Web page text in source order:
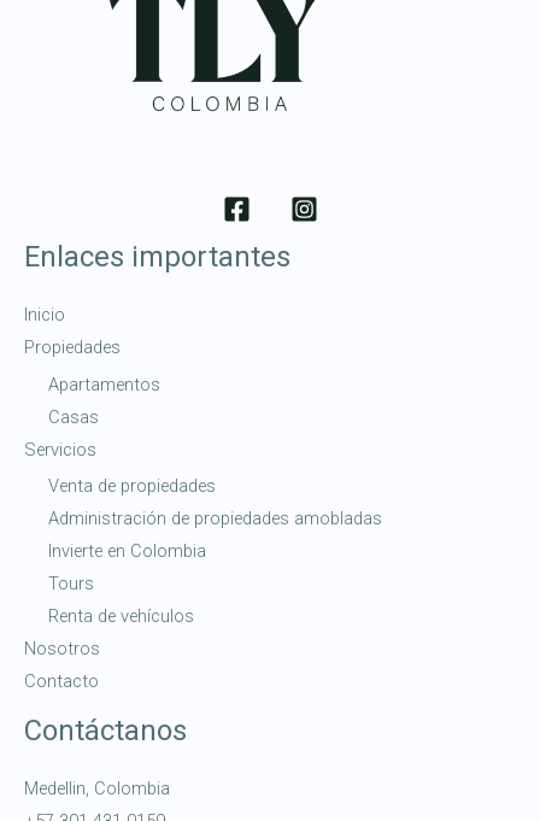
Enlaces importantes
Inicio
Propiedades
Apartamentos
Casas
Servicios
Venta de propiedades
Administración de propiedades amobladas
Invierte en Colombia
Tours
Renta de vehículos
Nosotros
Contacto
Contáctanos
Medellin, Colombia